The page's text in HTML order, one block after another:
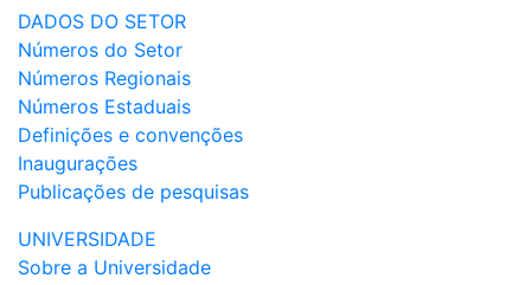
DADOS DO SETOR
Números do Setor
Números Regionais
Números Estaduais
Definições e convenções
Inaugurações
Publicações de pesquisas
UNIVERSIDADE
Sobre a Universidade